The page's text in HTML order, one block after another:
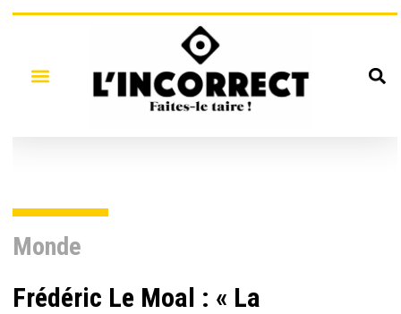
Monde
Frédéric Le Moal : « La